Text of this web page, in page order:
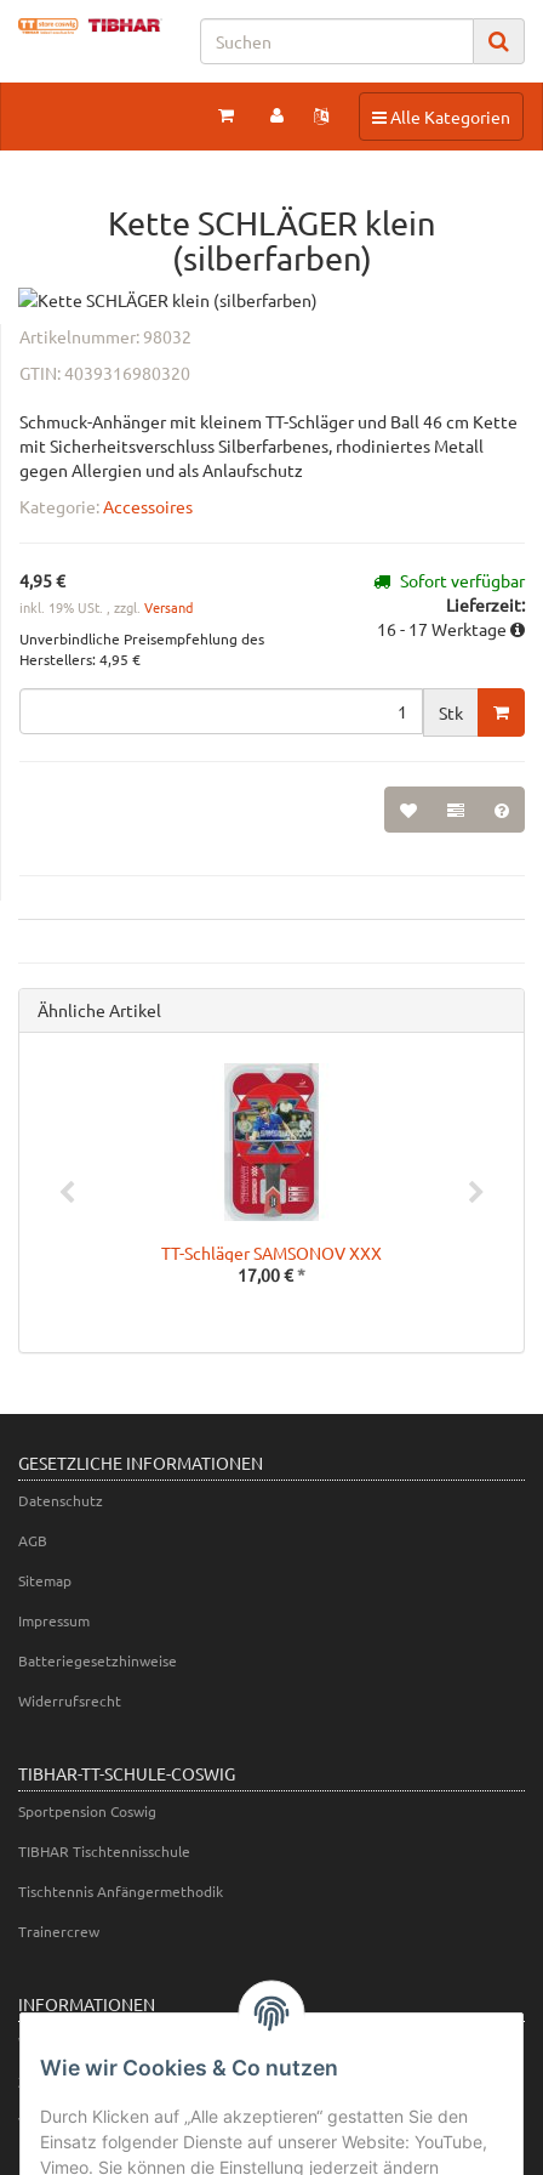
Toggle navigation
Alle Kategorien
Kette SCHLÄGER klein
(silberfarben)
Artikelnummer: 98032
GTIN:4039316980320
Schmuck-Anhänger mit kleinem TT-Schläger und Ball 46 cm Kette
mit Sicherheitsverschluss Silberfarbenes, rhodiniertes Metall
gegen Allergien und als Anlaufschutz
Kategorie:Accessoires
4,95 €
inkl. 19% USt. , zzgl. Versand
Unverbindliche Preisempfehlung des
Herstellers:4,95 €
Sofort verfügbar
Lieferzeit:
16 - 17 Werktage
Stk
Ähnliche Artikel
TT-Schläger SAMSONOV XXX
17,00 €*
GESETZLICHE INFORMATIONEN
Datenschutz
AGB
Sitemap
Impressum
Batteriegesetzhinweise
Widerrufsrecht
TIBHAR-TT-SCHULE-COSWIG
Sportpension Coswig
TIBHAR Tischtennisschule
Tischtennis Anfängermethodik
Trainercrew
INFORMATIONEN
Wir über uns
Zahlungsmöglichkeiten
Versandinformationen
Newsletter
Wie wir Cookies & Co nutzen
Durch Klicken auf „Alle akzeptieren“ gestatten Sie den
Einsatz folgender Dienste auf unserer Website: YouTube,
Vimeo. Sie können die Einstellung jederzeit ändern